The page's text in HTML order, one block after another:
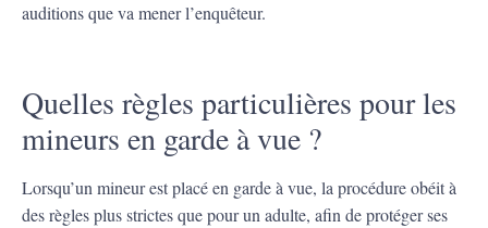
auditions que va mener l’enquêteur.
Quelles règles particulières pour les
mineurs en garde à vue ?
Lorsqu’un mineur est placé en garde à vue, la procédure obéit à
des règles plus strictes que pour un adulte, afin de protéger ses